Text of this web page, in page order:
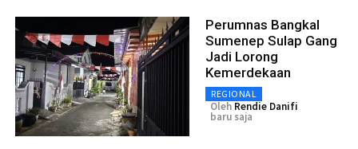
Perumnas Bangkal
Sumenep Sulap Gang
Jadi Lorong
Kemerdekaan
REGIONAL
Oleh Rendie Danifi
baru saja